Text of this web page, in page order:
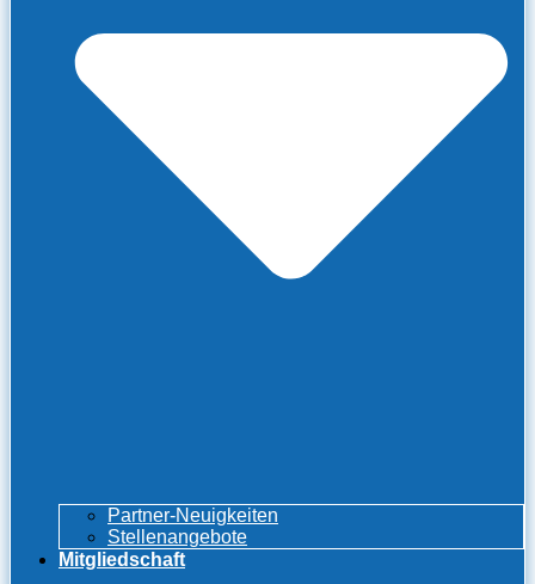
Partner-Neuigkeiten
Stellenangebote
Mitgliedschaft